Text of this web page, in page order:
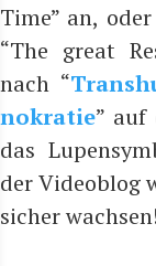
Time” an,
“The gre­at
nach “
no­kra­tie” auf
das
der Video­blog
sicher